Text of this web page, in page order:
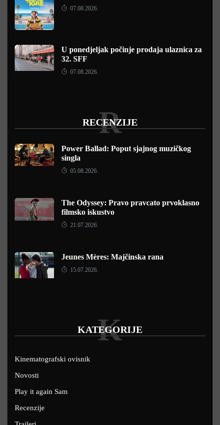
07.08.2026.
U ponedjeljak počinje prodaja ulaznica za
32. SFF
07.08.2026.
RECENZIJE
R
Power Ballad: Poput sjajnog muzičkog
singla
05.08.2026.
The Odyssey: Pravo pravcato prvoklasno
filmsko iskustvo
21.07.2026.
Jeunes Mères: Majčinska rana
15.07.2026.
KATEGORIJE
K
Kinematografski ovisnik
Novosti
Play it again Sam
Recenzije